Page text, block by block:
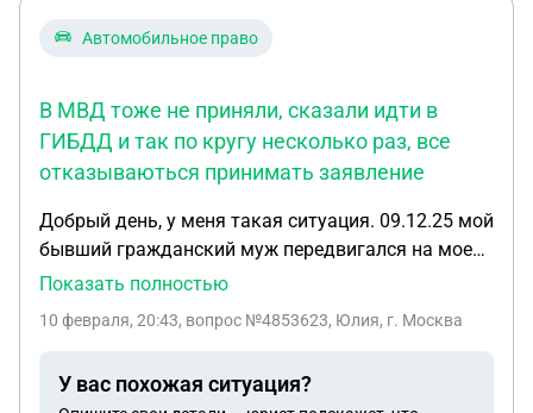
Автомобильное право
В МВД тоже не приняли, сказали идти в
ГИБДД и так по кругу несколько раз, все
отказываються принимать заявление
Добрый день, у меня такая ситуация. 09.12.25 мой
бывший гражданский муж передвигался на моей
машине, остановили дпс, Вод. Удост.лишен, от
задержали, отстранили от управления, машины
в ГИБДД для возврата ТС, мне устно отказали,
Показать полностью
10 февраля, 20:43, вопрос №4853623, Юлия, г. Москва
У вас похожая ситуация?